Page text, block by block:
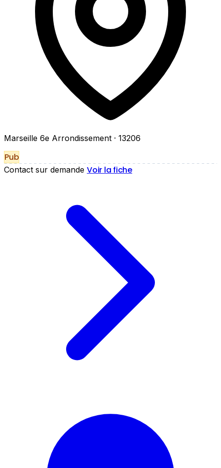
Marseille 6e Arrondissement · 13206
Pub
Contact sur demande Voir la fiche